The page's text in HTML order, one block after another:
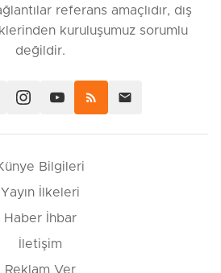
referans amaçlıdır, dış
kuruluşumuz sorumlu
değildir.
Bilgileri
Yayın İlkeleri
Haber İhbar
İletişim
Reklam Ver